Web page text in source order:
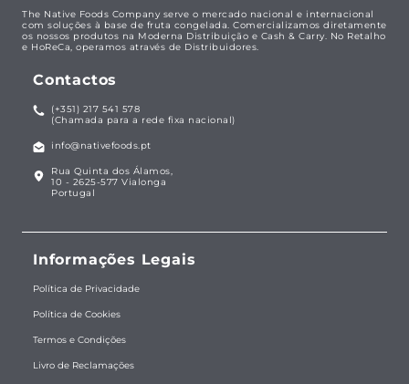
The Native Foods Company serve o mercado nacional e internacional
com soluções à base de fruta congelada. Comercializamos diretamente
os nossos produtos na Moderna Distribuição e Cash & Carry. No Retalho
e HoReCa, operamos através de Distribuidores.
Contactos
(+351) 217 541 578
(Chamada para a rede fixa nacional)
info@nativefoods.pt
Rua Quinta dos Álamos,
10 - 2625-577 Vialonga
Portugal
Informações Legais
Política de Privacidade
Política de Cookies
Termos e Condições
Livro de Reclamações